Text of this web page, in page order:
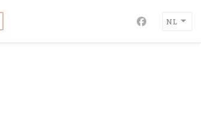
Facebook
NL